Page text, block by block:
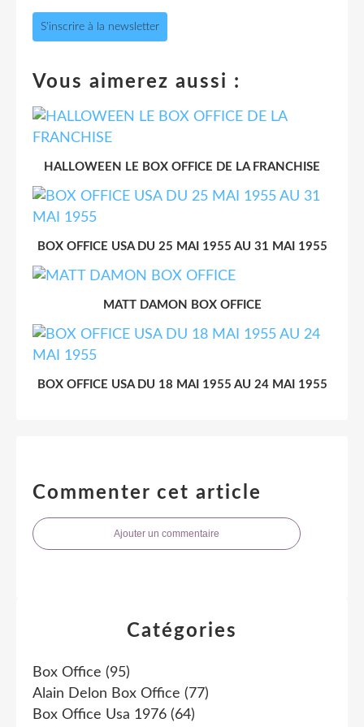
S'inscrire à la newsletter
Vous aimerez aussi :
HALLOWEEN LE BOX OFFICE DE LA FRANCHISE
BOX OFFICE USA DU 25 MAI 1955 AU 31 MAI 1955
MATT DAMON BOX OFFICE
BOX OFFICE USA DU 18 MAI 1955 AU 24 MAI 1955
Commenter cet article
Ajouter un commentaire
Catégories
Box Office (95)
Alain Delon Box Office (77)
Box Office Usa 1976 (64)